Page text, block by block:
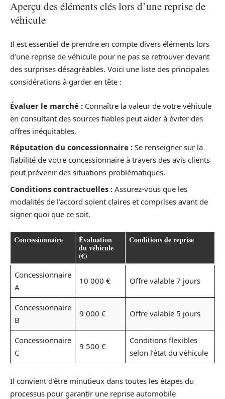
Aperçu des éléments clés lors d’une reprise de
véhicule
Il est essentiel de prendre en compte divers éléments lors
d’une reprise de véhicule pour ne pas se retrouver devant
des surprises désagréables. Voici une liste des principales
considérations à garder en tête :
Évaluer le marché : Connaître la valeur de votre véhicule
en consultant des sources fiables peut aider à éviter des
offres inéquitables.
Réputation du concessionnaire : Se renseigner sur la
fiabilité de votre concessionnaire à travers des avis clients
peut prévenir des situations problématiques.
Conditions contractuelles : Assurez-vous que les
modalités de l’accord soient claires et comprises avant de
signer quoi que ce soit.
Concessionnaire Évaluation
du véhicule
(€)
Conditions de reprise
Concessionnaire
A
10 000 € Offre valable 7 jours
Concessionnaire
B
9 000 € Offre valable 5 jours
Concessionnaire
C
9 500 €
Conditions flexibles
selon l’état du véhicule
Il convient d’être minutieux dans toutes les étapes du
processus pour garantir une reprise automobile